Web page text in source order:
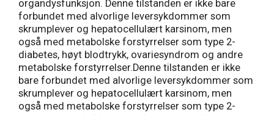
organdysfunksjon. Denne tilstanden er ikke bare
forbundet med alvorlige leversykdommer som
skrumplever og hepatocellulært karsinom, men
også med metabolske forstyrrelser som type 2-
diabetes, høyt blodtrykk, ovariesyndrom og andre
metabolske forstyrrelser.Denne tilstanden er ikke
bare forbundet med alvorlige leversykdommer som
skrumplever og hepatocellulært karsinom, men
også med metabolske forstyrrelser som type 2-